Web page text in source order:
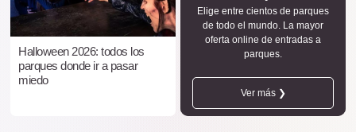
Halloween 2026: todos los
parques donde ir a pasar
miedo
Elige entre cientos de parques
de todo el mundo. La mayor
oferta online de entradas a
parques.
Ver más ❯